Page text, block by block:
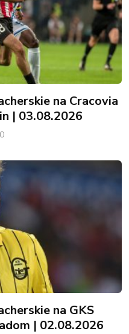
na Cracovia
| 03.08.2026
0
na GKS
| 02.08.2026